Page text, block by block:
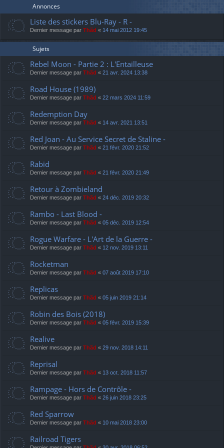
Annonces
Liste des stickers Blu-Ray - R -
Dernier message par Thãd « 14 mai 2012 19:45
Sujets
Rebel Moon - Partie 2 : L'Entailleuse
Dernier message par Thãd « 21 avr. 2024 13:38
Road House (1989)
Dernier message par Thãd « 22 mars 2024 11:59
Redemption Day
Dernier message par Thãd « 14 avr. 2021 13:51
Red Joan - Au Service Secret de Staline -
Dernier message par Thãd « 21 févr. 2020 21:52
Rabid
Dernier message par Thãd « 21 févr. 2020 21:49
Retour à Zombieland
Dernier message par Thãd « 24 déc. 2019 20:32
Rambo - Last Blood -
Dernier message par Thãd « 05 déc. 2019 12:54
Rogue Warfare - L'Art de la Guerre -
Dernier message par Thãd « 12 nov. 2019 13:11
Rocketman
Dernier message par Thãd « 07 août 2019 17:10
Replicas
Dernier message par Thãd « 05 juin 2019 21:14
Robin des Bois (2018)
Dernier message par Thãd « 05 févr. 2019 15:39
Realive
Dernier message par Thãd « 29 nov. 2018 14:11
Reprisal
Dernier message par Thãd « 13 oct. 2018 11:57
Rampage - Hors de Contrôle -
Dernier message par Thãd « 26 juin 2018 23:25
Red Sparrow
Dernier message par Thãd « 10 mai 2018 23:00
Railroad Tigers